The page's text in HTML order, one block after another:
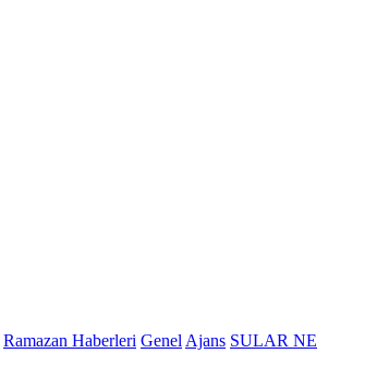
Ramazan Haberleri Genel Ajans SULAR NE